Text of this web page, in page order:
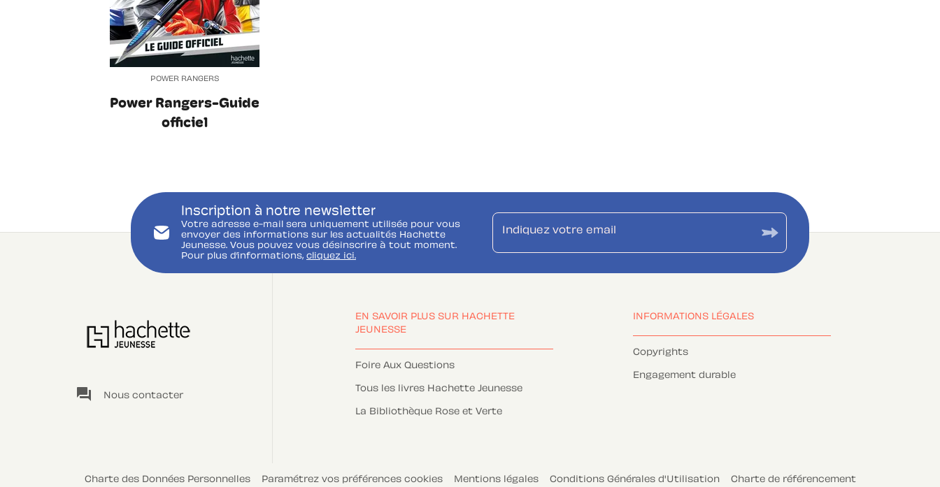
POWER RANGERS
Power Rangers-Guide
officiel
Inscription à notre newsletter
Votre adresse e-mail sera uniquement utilisée pour vous
envoyer des informations sur les actualités Hachette
Jeunesse. Vous pouvez vous désinscrire à tout moment.
Pour plus d’informations, cliquez ici.
Indiquez votre email
question_answer Nous contacter
EN SAVOIR PLUS SUR HACHETTE
JEUNESSE
Foire Aux Questions
Tous les livres Hachette Jeunesse
La Bibliothèque Rose et Verte
INFORMATIONS LÉGALES
Copyrights
Engagement durable
Charte des Données Personnelles Paramétrez vos préférences cookies Mentions légales Conditions Générales d'Utilisation Charte de référencement